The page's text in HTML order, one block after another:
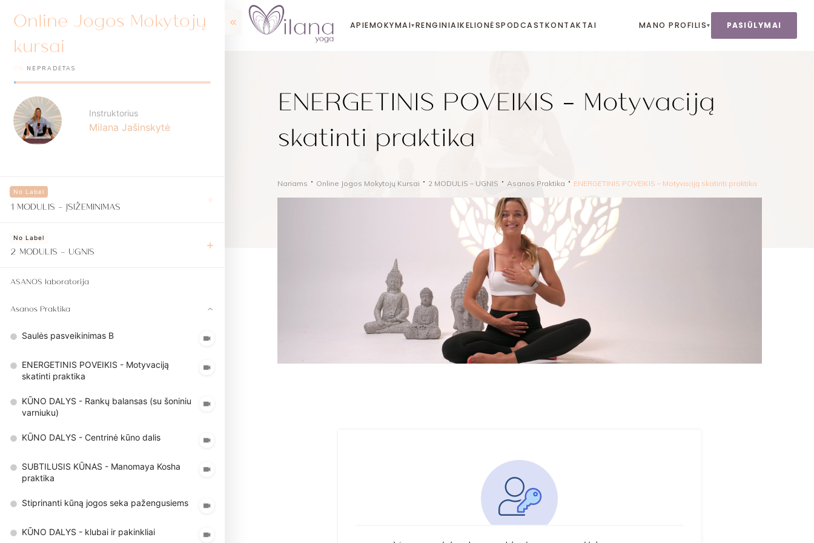
APIEMOKYMAI▾RENGINIAIKELIONĖSPODCASTKONTAKTAI MANO PROFILIS▾ PASIŪLYMAI
ENERGETINIS POVEIKIS – Motyvaciją
skatinti praktika
Nariams Online Jogos Mokytojų Kursai 2 MODULIS – UGNIS Asanos Praktika ENERGETINIS POVEIKIS – Motyvaciją skatinti praktika
Online Jogos Mokytojų
kursai
NEPRADĖTAS
Instruktorius
Milana Jašinskytė
No Label
1 MODULIS - ĮSIŽEMINIMAS
No Label
2 MODULIS - UGNIS
ASANOS laboratorija
Asanos Praktika
Saulės pasveikinimas B
ENERGETINIS POVEIKIS - Motyvaciją
skatinti praktika
KŪNO DALYS - Rankų balansas (su šoniniu
varniuku)
KŪNO DALYS - Centrinė kūno dalis
SUBTILUSIS KŪNAS - Manomaya Kosha
praktika
Stiprinanti kūną jogos seka pažengusiems
KŪNO DALYS - klubai ir pakinkliai